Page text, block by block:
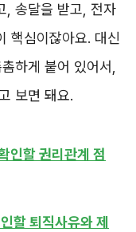
, 송달을 받고, 전자
핵심이잖아요. 대신
하게 붙어 있어서,
보면 돼요.
인할 권리관계 점
할 퇴직사유와 제